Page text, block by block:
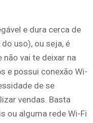
e dura cerca de
uso), ou seja, é
não vai te deixar na
e possui conexão Wi-
de se
vendas. Basta
ou alguma rede Wi-Fi